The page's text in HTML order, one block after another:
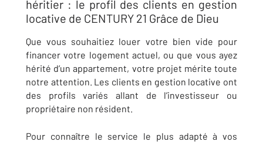
héritier : le profil des clients en gestion
locative de CENTURY 21 Grâce de Dieu
Que vous souhaitiez louer votre bien vide pour
financer votre logement actuel, ou que vous ayez
hérité d’un appartement, votre projet mérite toute
notre attention. Les clients en gestion locative ont
des profils variés allant de l’investisseur ou
propriétaire non résident.
Pour connaître le service le plus adapté à vos